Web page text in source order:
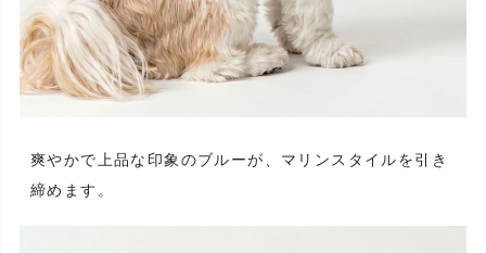
爽やかで上品な印象のブルーが、マリンスタイルを引き
締めます。